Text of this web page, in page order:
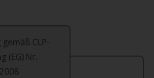
CLP-
(EG) Nr.